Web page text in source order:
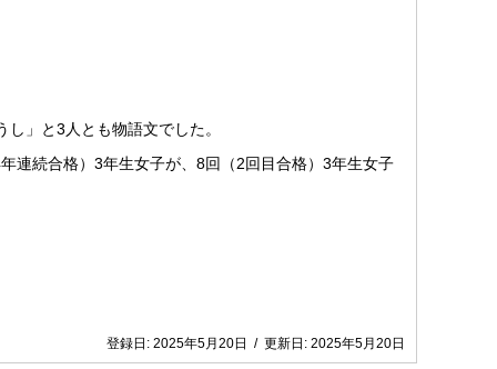
」と3人とも物語文でした。
連続合格）3年生女子が、8回（2回目合格）3年生女子
登録日: 2025年5月20日 / 更新日: 2025年5月20日